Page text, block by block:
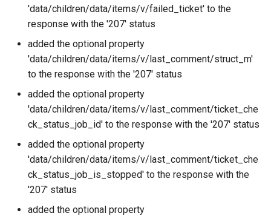
'data/children/data/items/v/failed_ticket' to the
response with the '207' status
added the optional property
'data/children/data/items/v/last_comment/struct_m'
to the response with the '207' status
added the optional property
'data/children/data/items/v/last_comment/ticket_che
ck_status_job_id' to the response with the '207' status
added the optional property
'data/children/data/items/v/last_comment/ticket_che
ck_status_job_is_stopped' to the response with the
'207' status
added the optional property